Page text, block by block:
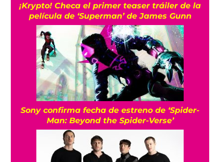
¡Krypto! Checa el primer teaser tráiler de la
película de ‘Superman’ de James Gunn
Sony confirma fecha de estreno de ‘Spider-
Man: Beyond the Spider-Verse’